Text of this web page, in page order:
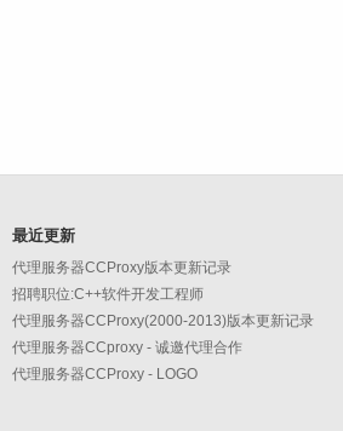
最近更新
代理服务器CCProxy版本更新记录
招聘职位:C++软件开发工程师
代理服务器CCProxy(2000-2013)版本更新记录
代理服务器CCproxy - 诚邀代理合作
代理服务器CCProxy - LOGO